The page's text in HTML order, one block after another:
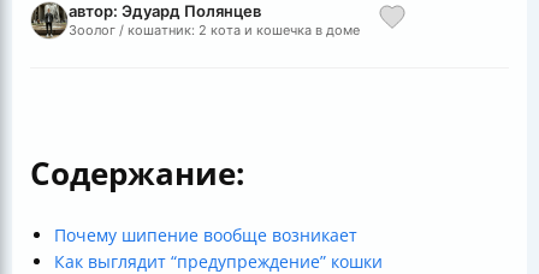
автор: Эдуард Полянцев
Зоолог / кошатник: 2 кота и кошечка в доме
Содержание:
Почему шипение вообще возникает
Как выглядит “предупреждение” кошки